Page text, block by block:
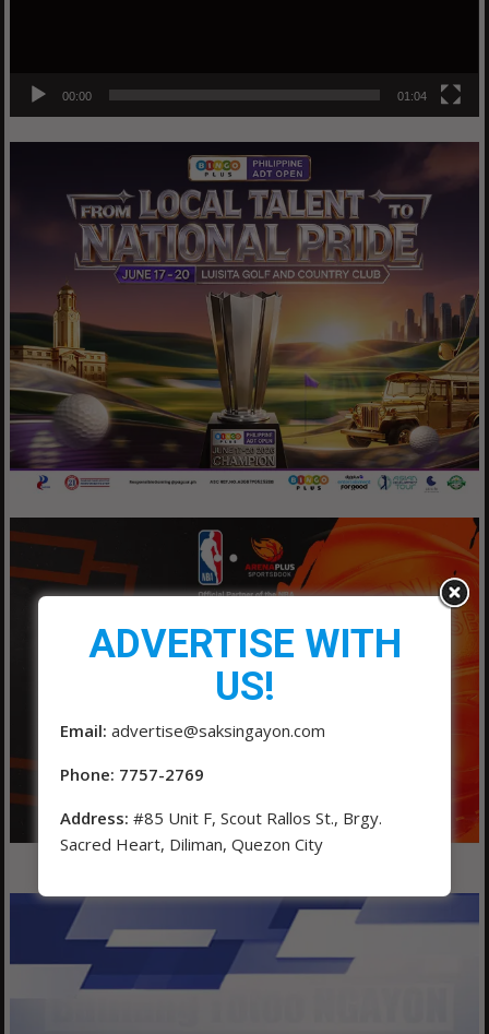
00:00 01:04
ADVERTISE WITH
US!
Email: advertise@saksingayon.com
Phone: 7757-2769
Address: #85 Unit F, Scout Rallos St., Brgy.
Sacred Heart, Diliman, Quezon City